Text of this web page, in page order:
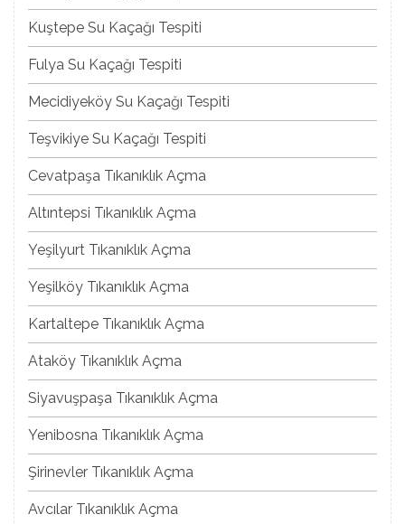
Kuştepe Su Kaçağı Tespiti
Fulya Su Kaçağı Tespiti
Mecidiyeköy Su Kaçağı Tespiti
Teşvikiye Su Kaçağı Tespiti
Cevatpaşa Tıkanıklık Açma
Altıntepsi Tıkanıklık Açma
Yeşilyurt Tıkanıklık Açma
Yeşilköy Tıkanıklık Açma
Kartaltepe Tıkanıklık Açma
Ataköy Tıkanıklık Açma
Siyavuşpaşa Tıkanıklık Açma
Yenibosna Tıkanıklık Açma
Şirinevler Tıkanıklık Açma
Avcılar Tıkanıklık Açma